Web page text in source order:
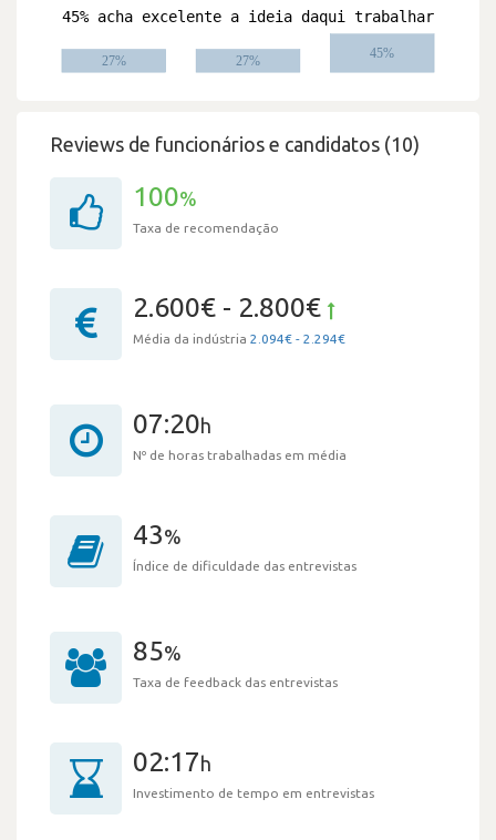
Reviews de funcionários e candidatos (10)
100%
Taxa de recomendação
2.600€ - 2.800€
Média da indústria 2.094€ - 2.294€
07:20h
Nº de horas trabalhadas em média
43%
Índice de dificuldade das entrevistas
85%
Taxa de feedback das entrevistas
02:17h
Investimento de tempo em entrevistas